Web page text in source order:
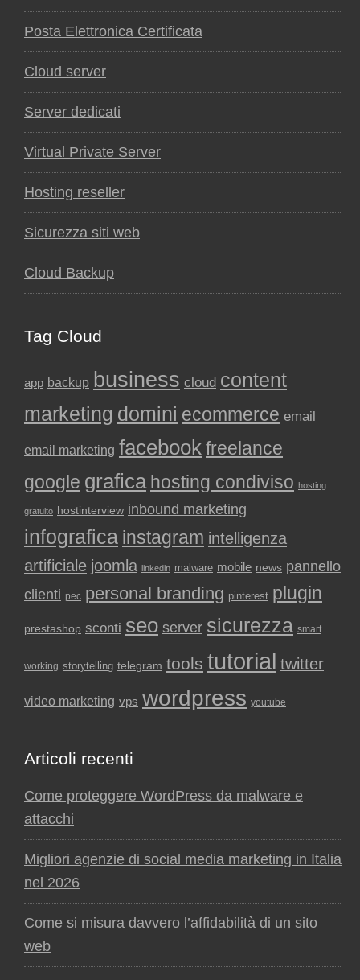
Posta Elettronica Certificata
Cloud server
Server dedicati
Virtual Private Server
Hosting reseller
Sicurezza siti web
Cloud Backup
Tag Cloud
app backup business cloud content
marketing domini ecommerce email
email marketing facebookfreelance
google grafica hosting condiviso hosting
gratuito hostinterview inbound marketing
infografica instagram intelligenza
artificiale joomla linkedin malware mobile news pannello
clienti pec personal branding pinterest plugin
prestashop sconti seo server sicurezza smart
working storytelling telegram tools tutorial twitter
video marketing vps wordpress youtube
Articoli recenti
Come proteggere WordPress da malware e
attacchi
Migliori agenzie di social media marketing in Italia
nel 2026
Come si misura davvero l’affidabilità di un sito
web